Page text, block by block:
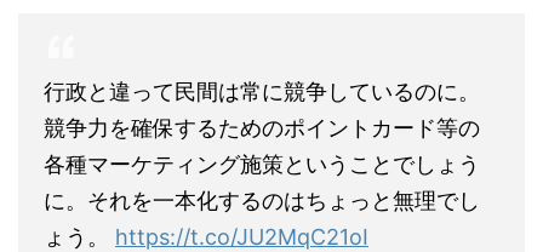
行政と違って民間は常に競争しているのに。
競争力を確保するためのポイントカード等の
各種マーケティング施策ということでしょう
に。それを一本化するのはちょっと無理でし
ょう。 https://t.co/JU2MqC21oI